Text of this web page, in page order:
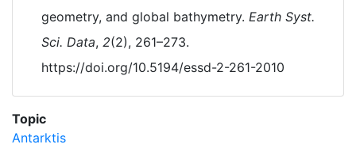
geometry, and global bathymetry. Earth Syst.
Sci. Data, 2(2), 261–273.
https://doi.org/10.5194/essd-2-261-2010
Topic
Antarktis